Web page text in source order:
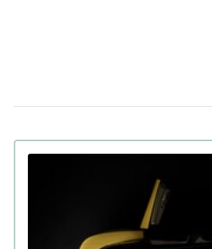
21 января 16:54
В Украине
двухместный пассажирский
Apple
Gemini в персонального